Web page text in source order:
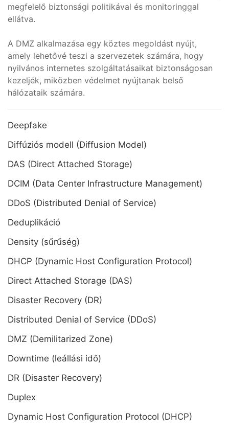
megfelelő biztonsági politikával és monitoringgal
ellátva.
A DMZ alkalmazása egy köztes megoldást nyújt,
amely lehetővé teszi a szervezetek számára, hogy
nyilvános internetes szolgáltatásaikat biztonságosan
kezeljék, miközben védelmet nyújtanak belső
hálózataik számára.
Deepfake
Diffúziós modell (Diffusion Model)
DAS (Direct Attached Storage)
DCIM (Data Center Infrastructure Management)
DDoS (Distributed Denial of Service)
Deduplikáció
Density (sűrűség)
DHCP (Dynamic Host Configuration Protocol)
Direct Attached Storage (DAS)
Disaster Recovery (DR)
Distributed Denial of Service (DDoS)
DMZ (Demilitarized Zone)
Downtime (leállási idő)
DR (Disaster Recovery)
Duplex
Dynamic Host Configuration Protocol (DHCP)